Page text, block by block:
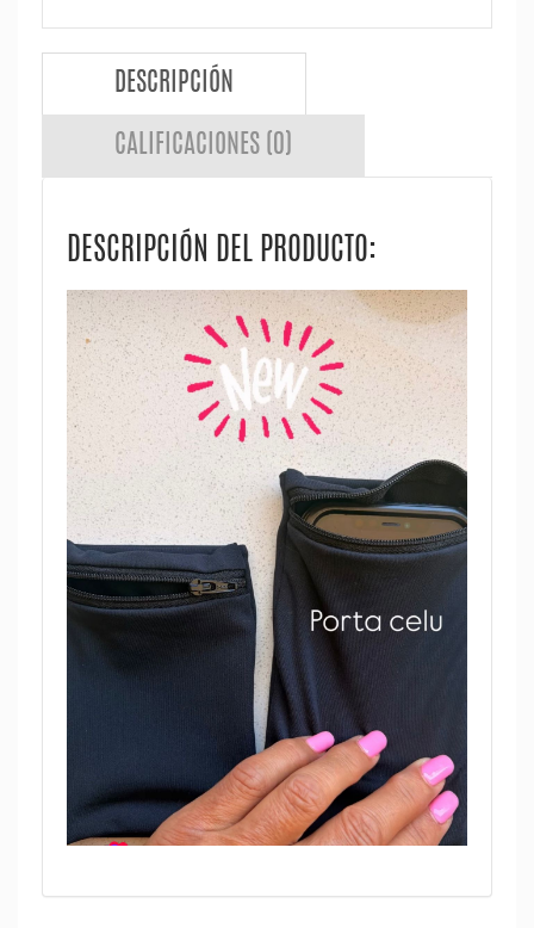
DESCRIPCIÓN
CALIFICACIONES (0)
DESCRIPCIÓN DEL PRODUCTO: